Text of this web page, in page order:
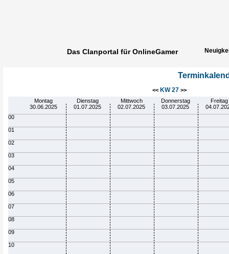
Das Clanportal für OnlineGamer
<< KW 27>>
Montag
30.06.2025
Dienstag
01.07.2025
Mittwoch
02.07.2025
Donnerstag
03.07.2025
Freitag
00
01
02
03
04
05
06
07
08
09
10